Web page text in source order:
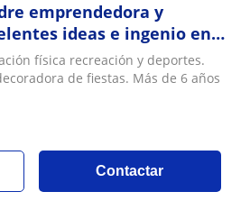
emprendedora y
ideas e ingenio en
Buen ambiente de trabajo
física recreación y deportes.
de fiestas. Más de 6 años
Contactar